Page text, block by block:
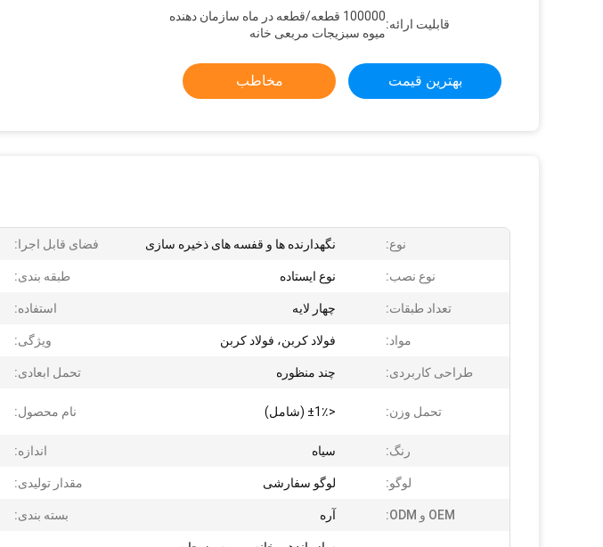
قابلیت ارائه:
100000 قطعه/قطعه در ماه سازمان دهنده
میوه سبزیجات مربعی خانه
بهترین قیمت مخاطب
نوع: نگهدارنده ها و قفسه های ذخیره سازی فضای قابل اجرا:
نوع نصب: نوع ایستاده طبقه بندی:
تعداد طبقات: چهار لایه استفاده:
مواد: فولاد کربن، فولاد کربن ویژگی:
طراحی کاربردی: چند منظوره تحمل ابعادی:
تحمل وزن: <±1٪ (شامل) نام محصول:
رنگ: سیاه اندازه:
لوگو: لوگو سفارشی مقدار تولیدی:
OEM و ODM: آره بسته بندی: